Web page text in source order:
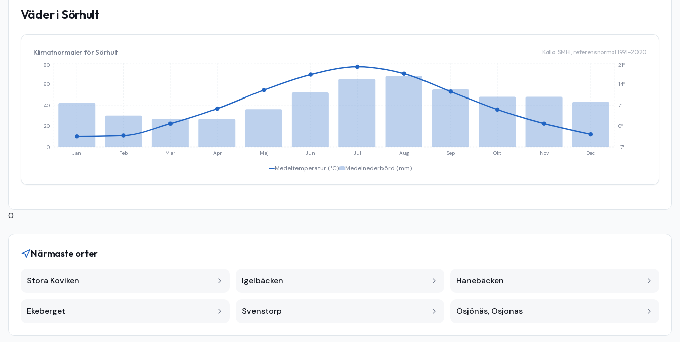
Väder i Sörhult
Klimatnormaler förSörhult Källa: SMHI, referensnormal 1991–2020
Jan Feb Mar Apr Maj Jun Jul Aug Sep Okt Nov Dec
0
20
40
60
80
-7°
0°
7°
14°
21°
Medeltemperatur (°C) Medelnederbörd (mm)
0
Närmaste orter
Stora Koviken Igelbäcken Hanebäcken
Ekeberget Svenstorp Ösjönäs, Osjonas